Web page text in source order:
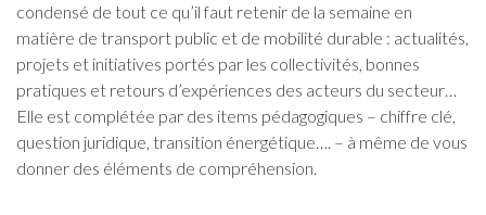
condensé de tout ce qu’il faut retenir de la semaine en
matière de transport public et de mobilité durable : actualités,
projets et initiatives portés par les collectivités, bonnes
pratiques et retours d’expériences des acteurs du secteur…
Elle est complétée par des items pédagogiques – chiffre clé,
question juridique, transition énergétique…. – à même de vous
donner des éléments de compréhension.